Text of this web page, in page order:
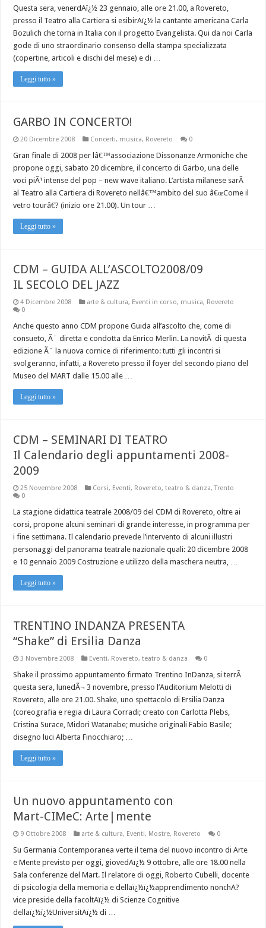
Questa sera, venerdAï¿½ 23 gennaio, alle ore 21.00, a Rovereto,
presso il Teatro alla Cartiera si esibirAï¿½ la cantante americana Carla
Bozulich che torna in Italia con il progetto Evangelista. Qui da noi Carla
gode di uno straordinario consenso della stampa specializzata
(copertine, articoli e dischi del mese) e di …
Leggi tutto »
GARBO IN CONCERTO!
20 Dicembre 2008 Concerti, musica, Rovereto 0
Gran finale di 2008 per lâ€™associazione Dissonanze Armoniche che
propone oggi, sabato 20 dicembre, il concerto di Garbo, una delle
voci piÃ¹ intense del pop – new wave italiano. L’artista milanese sarÃ
al Teatro alla Cartiera di Rovereto nellâ€™ambito del suo â€œCome il
vetro tourâ€? (inizio ore 21.00). Un tour …
Leggi tutto »
CDM – GUIDA ALL’ASCOLTO2008/09
IL SECOLO DEL JAZZ
4 Dicembre 2008 arte & cultura, Eventi in corso, musica, Rovereto
0
Anche questo anno CDM propone Guida all’ascolto che, come di
consueto, Ã¨ diretta e condotta da Enrico Merlin. La novitÃ di questa
edizione Ã¨ la nuova cornice di riferimento: tutti gli incontri si
svolgeranno, infatti, a Rovereto presso il foyer del secondo piano del
Museo del MART dalle 15.00 alle …
Leggi tutto »
CDM – SEMINARI DI TEATRO
Il Calendario degli appuntamenti 2008-
2009
25 Novembre 2008 Corsi, Eventi, Rovereto,teatro & danza,Trento
0
La stagione didattica teatrale 2008/09 del CDM di Rovereto, oltre ai
corsi, propone alcuni seminari di grande interesse, in programma per
i fine settimana. Il calendario prevede l’intervento di alcuni illustri
personaggi del panorama teatrale nazionale quali: 20 dicembre 2008
e 10 gennaio 2009 Costruzione e utilizzo della maschera neutra, …
Leggi tutto »
TRENTINO INDANZA PRESENTA
“Shake” di Ersilia Danza
3 Novembre 2008 Eventi, Rovereto,teatro & danza 0
Shake il prossimo appuntamento firmato Trentino InDanza, si terrÃ
questa sera, lunedÃ¬ 3 novembre, presso l’Auditorium Melotti di
Rovereto, alle ore 21.00. Shake, uno spettacolo di Ersilia Danza
(coreografia e regia di Laura Corradi; creato con Carlotta Plebs,
Cristina Surace, Midori Watanabe; musiche originali Fabio Basile;
disegno luci Alberta Finocchiaro; …
Leggi tutto »
Un nuovo appuntamento con
Mart-CIMeC: Arte|mente
9 Ottobre 2008 arte & cultura, Eventi, Mostre, Rovereto 0
Su Germania Contemporanea verte il tema del nuovo incontro di Arte
e Mente previsto per oggi, giovedAï¿½ 9 ottobre, alle ore 18.00 nella
Sala conferenze del Mart. Il relatore di oggi, Roberto Cubelli, docente
di psicologia della memoria e dellaï¿½ï¿½apprendimento nonchA?
vice preside della facoltAï¿½ di Scienze Cognitive
dellaï¿½ï¿½UniversitAï¿½ di …